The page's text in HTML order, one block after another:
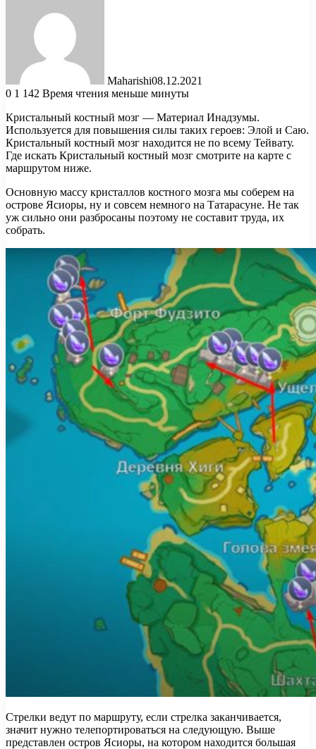
Maharishi08.12.2021
0 1 142 Время чтения меньше минуты
Кристальный костный мозг — Материал Инадзумы.
Используется для повышения силы таких героев: Элой и Саю.
Кристальный костный мозг находится не по всему Тейвату.
Где искать Кристальный костный мозг смотрите на карте с
маршрутом ниже.
Основную массу кристаллов костного мозга мы соберем на
острове Ясиоры, ну и совсем немного на Татарасуне. Не так
уж сильно они разбросаны поэтому не составит труда, их
собрать.
Стрелки ведут по маршруту, если стрелка заканчивается,
значит нужно телепортироваться на следующую. Выше
представлен остров Ясиоры, на котором находится большая